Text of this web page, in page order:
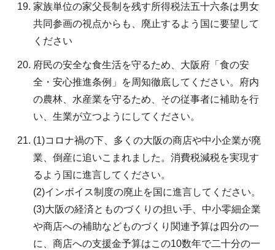
家族単位の家父長制を残す所得税法五十六条は男女
共同参画の視点からも、廃止するよう国に要望して
ください
府民の安全な食生活を守るため、大阪府「食の安
全・安心推進条例」を周知徹底してください。府内
の農林、水産業を守るため、その従事者に補助を行
い、生業が立つようにしてください。
(1)コロナ禍の下、多くの大阪の商店や中小企業が廃
業、倒産に追いこまれました。消費税減税を実現す
るよう国に進言してください。
(2)インボイス制度の廃止を国に進言してください。
(3)大阪の経済とものづくりの担い手、中小零細企業
や商店への補助などものづくり関連予算は四分の一
に、商店への支援金予算はこの10数年で二十分の一